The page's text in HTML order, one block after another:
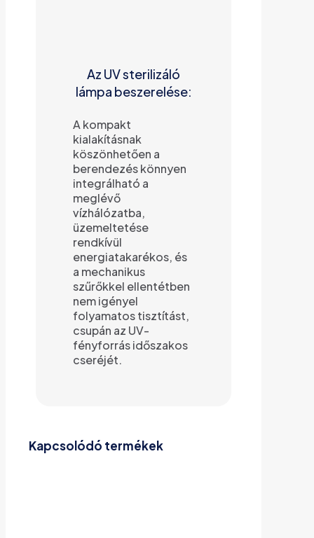
Az UV sterilizáló
lámpa beszerelése:
A kompakt
kialakításnak
köszönhetően a
berendezés könnyen
integrálható a
meglévő
vízhálózatba,
üzemeltetése
rendkívül
energiatakarékos, és
a mechanikus
szűrőkkel ellentétben
nem igényel
folyamatos tisztítást,
csupán az UV-
fényforrás időszakos
cseréjét.
Kapcsolódó termékek